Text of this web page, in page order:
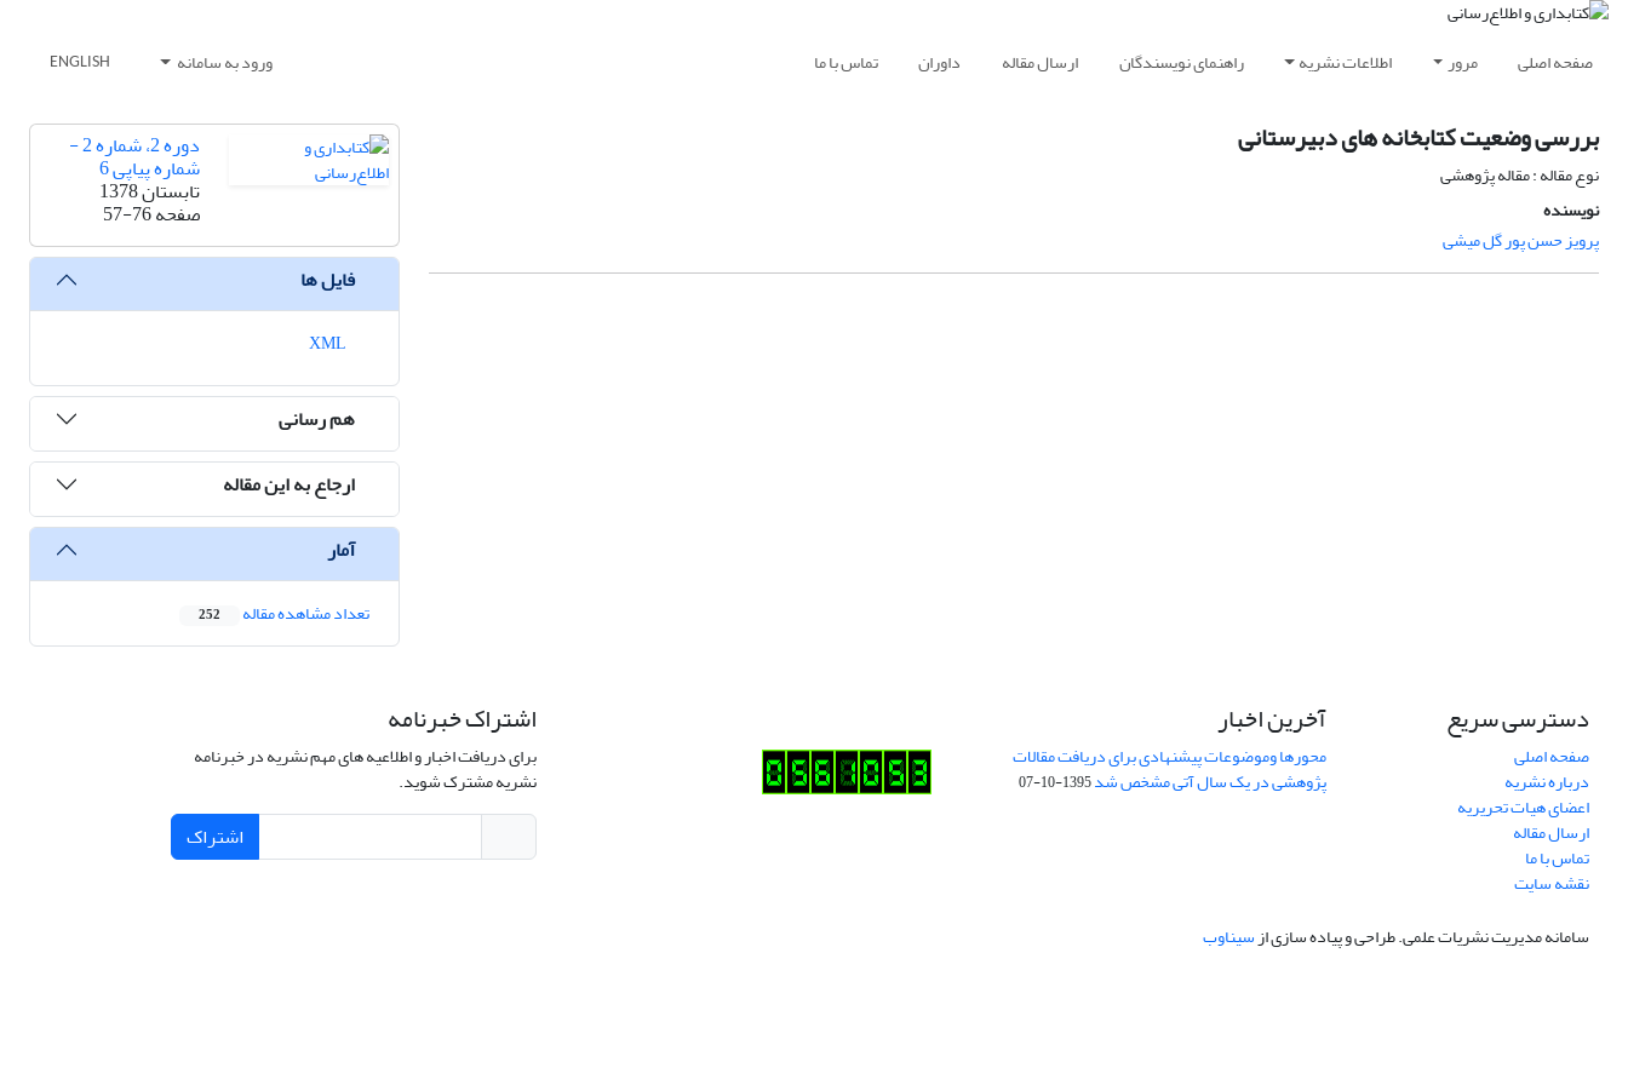
صفحه اصلی مرور اطلاعات نشریه راهنمای نویسندگان ارسال مقاله داوران تماس با ما ورود به سامانه ENGLISH
بررسی وضعیت کتابخانه های دبیرستانی
نوع مقاله : مقاله پژوهشی
نویسنده
پرویز حسن پور گل میشی
دوره 2، شماره 2 -
شماره پیاپی 6
تابستان 1378
صفحه57-76
فایل ها
هم رسانی
ارجاع به این مقاله
آمار
تعداد مشاهده مقاله 252
دسترسی سریع
صفحه اصلی
درباره نشریه
اعضای هیات تحریریه
ارسال مقاله
تماس با ما
نقشه سایت
آخرین اخبار
محورها وموضوعات پیشنهادی برای دریافت مقالات
پژوهشی در یک سال آتی مشخص شد1395-10-07
اشتراک خبرنامه
برای دریافت اخبار و اطلاعیه های مهم نشریه در خبرنامه
نشریه مشترک شوید.
اشتراک
سامانه مدیریت نشریات علمی.طراحی و پیاده سازی ازسیناوب